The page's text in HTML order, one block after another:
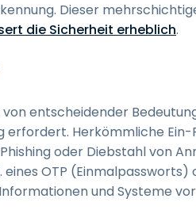
Dieser
die Sicherheit erheblich.
entscheidender
Herkömmliche Ein-
oder Diebstahl von
eines OTP
und Systeme